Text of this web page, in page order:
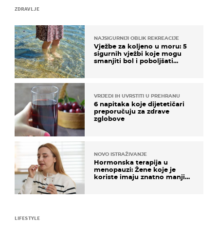
ZDRAVLJE
NAJSIGURNIJI OBLIK REKREACIJE
Vježbe za koljeno u moru: 5
sigurnih vježbi koje mogu
smanjiti bol i poboljšati
VRIJEDI IH UVRSTITI U PREHRANU
6 napitaka koje dijetetičari
preporučuju za zdrave
zglobove
NOVO ISTRAŽIVANJE
Hormonska terapija u
menopauzi: Žene koje je
koriste imaju znatno manji
LIFESTYLE